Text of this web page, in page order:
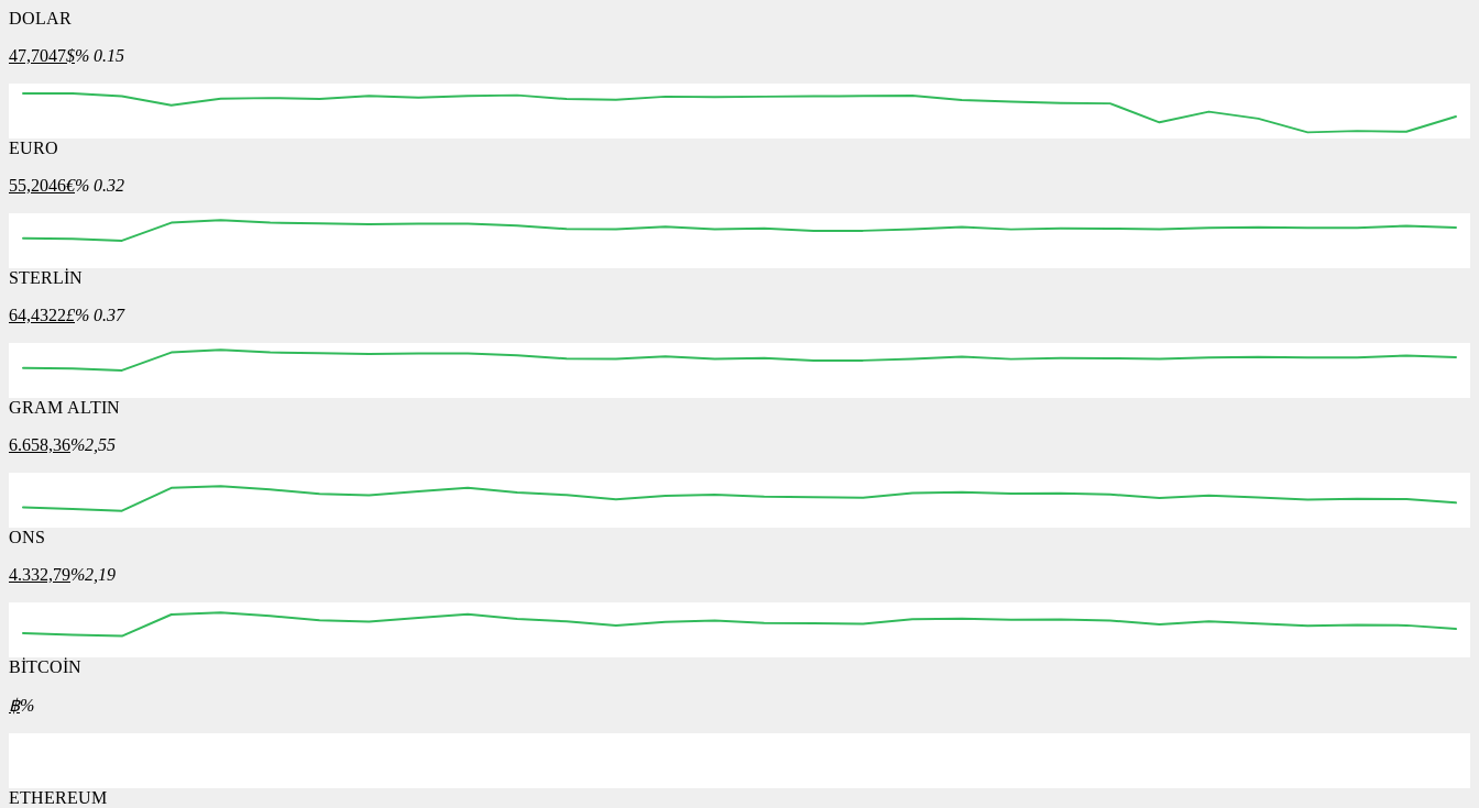
DOLAR
47,7047$% 0.15
EURO
55,2046€% 0.32
STERLİN
64,4322£% 0.37
GRAM ALTIN
6.658,36%2,55
ONS
4.332,79%2,19
BİTCOİN
฿%
ETHEREUM